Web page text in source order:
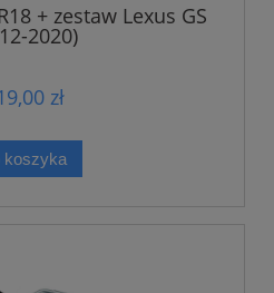
+ zestaw Lexus GS
2020)
zł
koszyka